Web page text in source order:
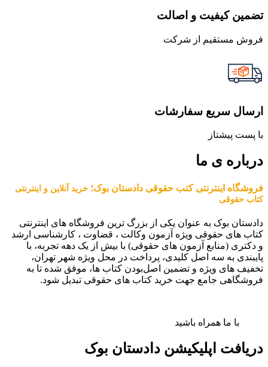
تضمین کیفیت و اصالت
فروش مستقیم از شرکت
ارسال سریع سفارشات
با پست پیشتاز
درباره ی ما
فروشگاه اینترنتی کتب حقوقی دادستان بوک؛ خرید آنلاین و اینترنتی
کتاب حقوقی
دادستان بوک به عنوان یکی از بزرگ ترین فروشگاه های اینترنتی
کتاب های حقوقی ویژه آزمون وکالت ، قضاوت ، کارشناسی ارشد
و دکتری (منابع آزمون های حقوقی) با بیش از یک دهه تجربه، با
پایبندی به سه اصل کلیدی، پرداخت در محل ویژه شهر تهران،
تخفیف های ویژه و تضمین اصل‌بودن کتاب ها، موفق شده تا به
فروشگاهی جامع جهت خرید کتاب های حقوقی تبدیل شود.
با ما همراه باشید
دریافت اپلیکیشن دادستان بوک